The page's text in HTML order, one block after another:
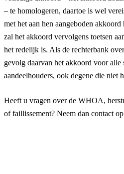
– te homologeren, daartoe is wel
met het aan hen aangeboden
zal het akkoord vervolgens toetsen
het redelijk is. Als de rechterbank
gevolg daarvan het akkoord voor alle
aandeelhouders, ook degene die niet
Heeft u vragen over de WHOA,
of faillissement? Neem dan contact